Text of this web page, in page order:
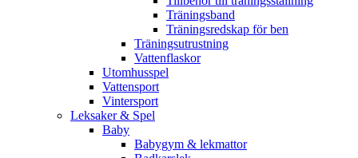
Träningsband
Träningsredskap för ben
Träningsutrustning
Vattenflaskor
Utomhusspel
Vattensport
Vintersport
Leksaker & Spel
Baby
Babygym & lekmattor